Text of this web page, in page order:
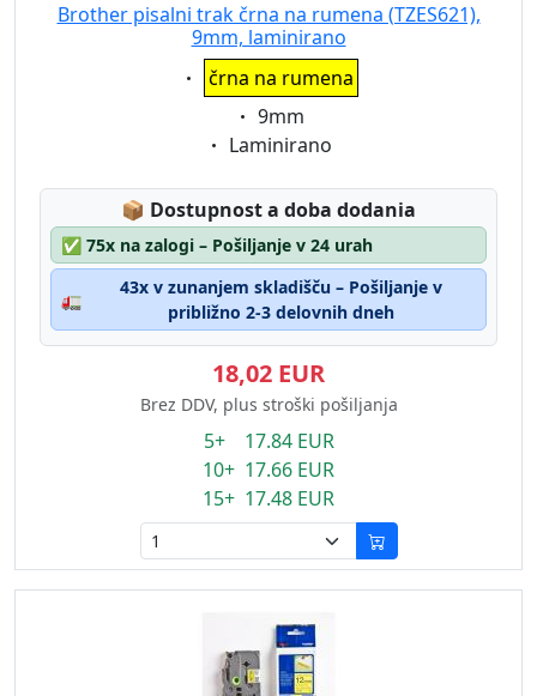
Brother pisalni trak črna na rumena (TZES621),
9mm, laminirano
Eigenschaft:
črna na rumena
Eigenschaft:
9mm
Eigenschaft:
Laminirano
📦 Lagerstatus:
Dostupnost a doba dodania
✅ 75x na zalogi – Pošiljanje v 24 urah
🚛
43x v zunanjem skladišču – Pošiljanje v
približno 2-3 delovnih dneh
18,02 EUR
Brez DDV, plus stroški pošiljanja
5+ 17.84 EUR
10+ 17.66 EUR
15+ 17.48 EUR